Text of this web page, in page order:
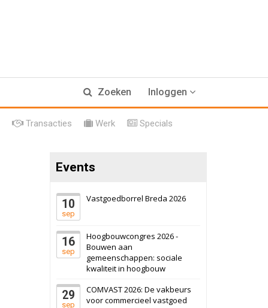
Zoeken Inloggen
Transacties Werk Specials
Events
10
sep
Vastgoedborrel Breda 2026
16
sep
Hoogbouwcongres 2026 -
Bouwen aan
gemeenschappen: sociale
kwaliteit in hoogbouw
29
sep
COMVAST 2026: De vakbeurs
voor commercieel vastgoed
17 september 2026
Voormalig
politiebureau
6 oktober 2026 Transformatieobject
Schiedam
22 september 2026 Attractiepark